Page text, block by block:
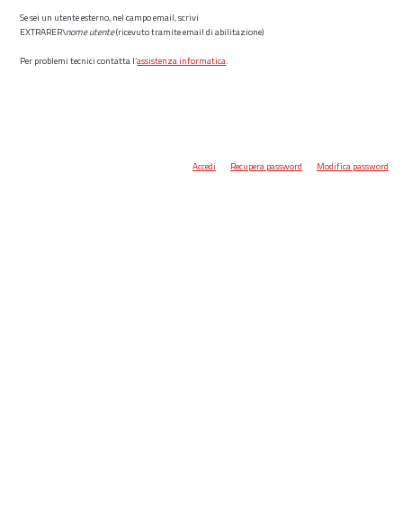
Se sei un utente esterno, nel campo email, scrivi
EXTRARER\nome utente(ricevuto tramite email di abilitazione)
Per problemi tecnici contatta l’assistenza informatica.
Accedi Recupera password Modifica password